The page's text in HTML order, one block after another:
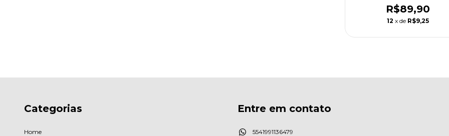
R$89,90
12 x de R$9,25
Categorias
Home
Entre em contato
5541991136479